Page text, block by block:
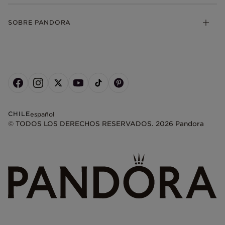
SOBRE PANDORA
CHILEespañol
© TODOS LOS DERECHOS RESERVADOS. 2026 Pandora